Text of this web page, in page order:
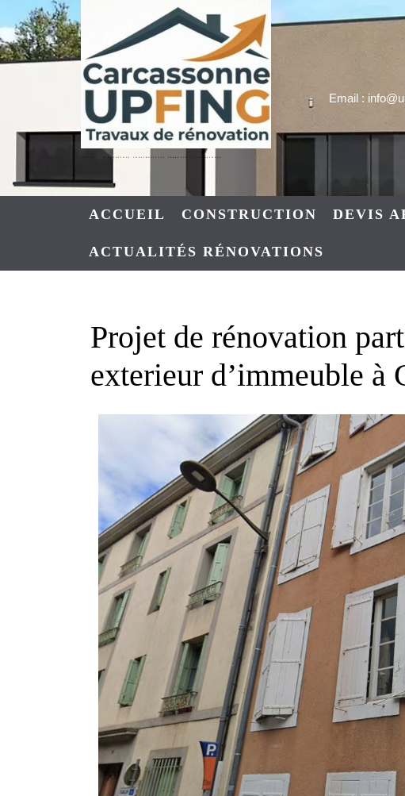
to
content
Email :
ACCUEIL CONSTRUCTION DEVIS
ACTUALITÉS RÉNOVATIONS
Projet de rénovation
exterieur d’immeuble